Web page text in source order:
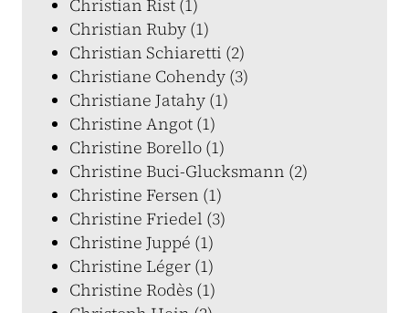
Christian Rist (1)
Christian Ruby (1)
Christian Schiaretti (2)
Christiane Cohendy (3)
Christiane Jatahy (1)
Christine Angot (1)
Christine Borello (1)
Christine Buci-Glucksmann (2)
Christine Fersen (1)
Christine Friedel (3)
Christine Juppé (1)
Christine Léger (1)
Christine Rodès (1)